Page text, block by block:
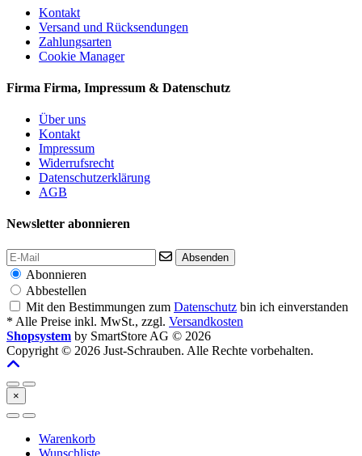
Kontakt
Versand und Rücksendungen
Zahlungsarten
Cookie Manager
Firma Firma, Impressum & Datenschutz
Über uns
Kontakt
Impressum
Widerrufsrecht
Datenschutzerklärung
AGB
Newsletter abonnieren
Absenden
Abonnieren
Abbestellen
Mit den Bestimmungen zum Datenschutz bin ich einverstanden
* Alle Preise inkl. MwSt., zzgl. Versandkosten
Shopsystem by SmartStore AG © 2026
Copyright © 2026 Just-Schrauben. Alle Rechte vorbehalten.
×
Warenkorb
Wunschliste